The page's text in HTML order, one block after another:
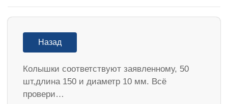
Назад
Колышки соответствуют заявленному, 50
шт,длина 150 и диаметр 10 мм. Всё
провери…